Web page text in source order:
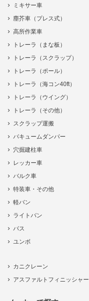
ミキサー車
塵芥車（プレス式）
高所作業車
トレーラ（まな板）
トレーラ（スクラップ）
トレーラ（ポール）
トレーラ（海コン40ft）
トレーラ（ウイング）
トレーラ（その他）
スクラップ運搬
バキュームダンパー
穴掘建柱車
レッカー車
バルク車
特装車・その他
軽バン
ライトバン
バス
ユンボ
カニクレーン
アスファルトフィニッシャー